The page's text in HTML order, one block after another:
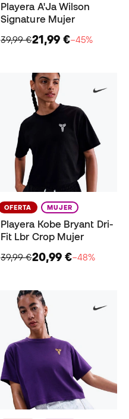
Playera A'Ja Wilson
Signature Mujer
39,99 €21,99 €−45%
OFERTA MUJER
Playera Kobe Bryant Dri-
Fit Lbr Crop Mujer
39,99 €20,99 €−48%